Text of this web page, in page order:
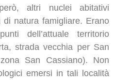
però, altri nuclei abitativi
natura famigliare. Erano
dell’attuale territorio
strada vecchia per San
San Cassiano). Non
emersi in tali località